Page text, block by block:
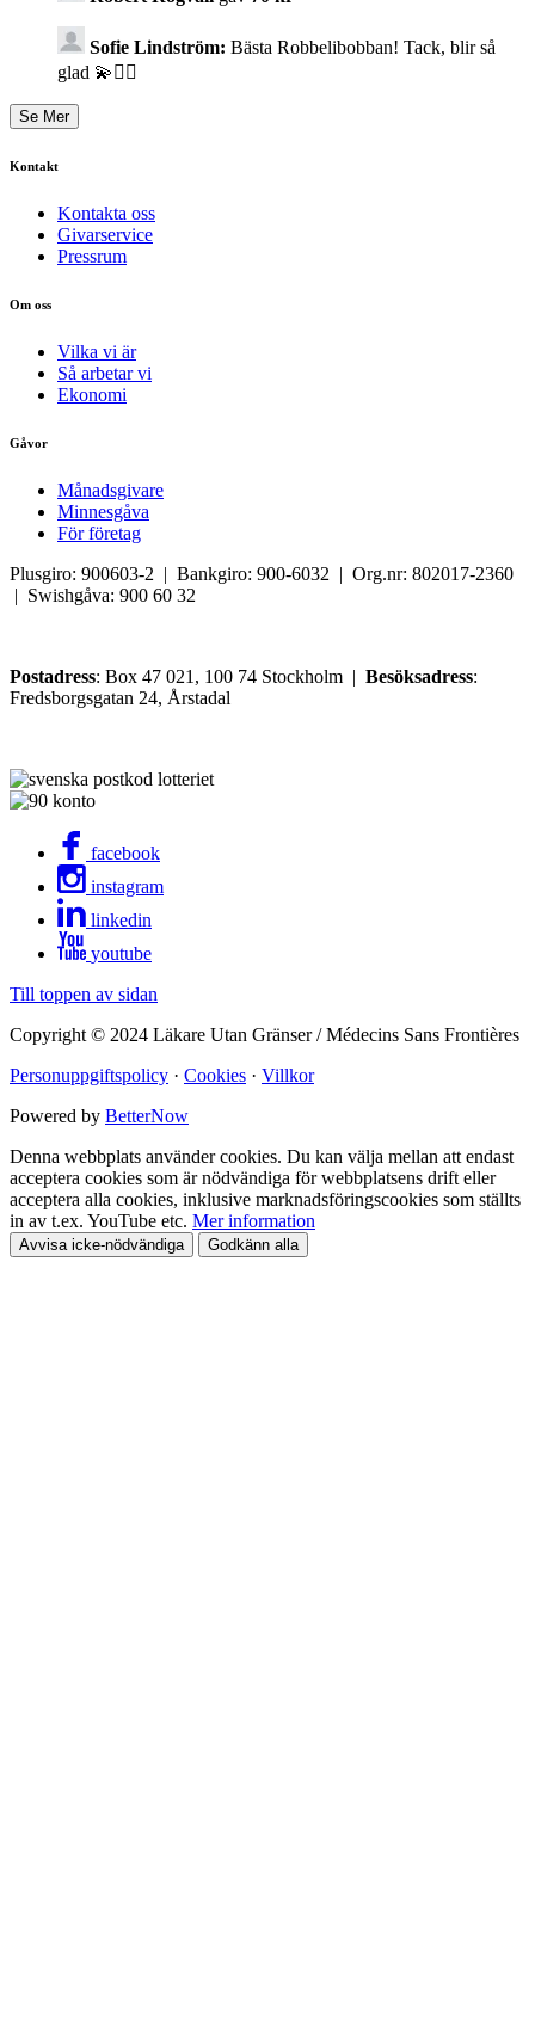
Sofie Lindström: Bästa Robbelibobban! Tack, blir så
glad 💫✊🏼
Kontakt
Kontakta oss
Givarservice
Pressrum
Om oss
Vilka vi är
Så arbetar vi
Ekonomi
Gåvor
Månadsgivare
Minnesgåva
För företag
Plusgiro: 900603-2 | Bankgiro: 900-6032 | Org.nr: 802017-2360
| Swishgåva: 900 60 32
Postadress: Box 47 021, 100 74 Stockholm | Besöksadress:
Fredsborgsgatan 24, Årstadal
facebook
instagram
linkedin
youtube
Till toppen av sidan
Copyright © 2024 Läkare Utan Gränser / Médecins Sans Frontières
Personuppgiftspolicy · Cookies · Villkor
Powered by BetterNow
Denna webbplats använder cookies. Du kan välja mellan att endast
acceptera cookies som är nödvändiga för webbplatsens drift eller
acceptera alla cookies, inklusive marknadsföringscookies som ställts
in av t.ex. YouTube etc. Mer information
Avvisa icke-nödvändiga Godkänn alla